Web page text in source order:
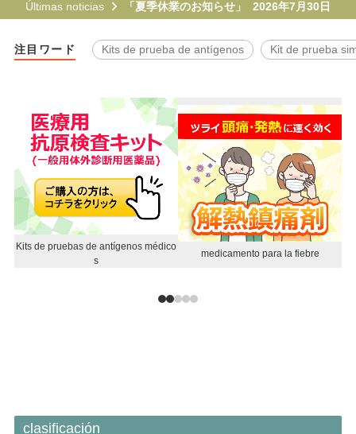
Últimas noticias 「夏季休業のお知らせ」 2026年7月30日
Kits de prueba de antígenos Kit de prueba
Kits de pruebas de antígenos médico
s
medicamento para la fiebre
clasificación
POL
NLD
ROU
GRC
HUN
CZE
SWE
BGR
SVN